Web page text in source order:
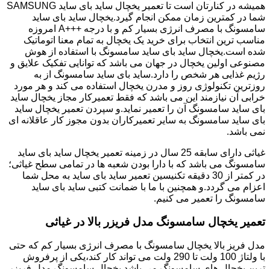
همیشه در کنارتان است تا تعمیر یخچال ساید بای ساید SAMSUNG
شما در کمترین زمان ممکن انجام گیرد.یخچال ساید بای ساید
سامسونگ با مصرف انرژی بسیار کم و با درجه +++A امروزه
مناسب ترین انتخاب برای خرید یک یخچال به تمام معنا اتوماتیک
شده است.یخچال ساید بای ساید سامسونگ با استفاده از هوش
مصنوعی اولین یخچال در جهان می باشد که توانایی تفکیک علایق و
رژیم غذایی هر شخص را دارد.ساید بای ساید سامسونگ از به
روزترین تکنولوژی روز و مدرن یخچال استفاده می کند و هر مورد
خرابی آن نیازمند این می باشد که فقط تعمیرکار مجاز یخچال ساید
بای ساید سامسونگ آن را تعمیر نماید.و سپردن تعمیر یخچال ساید
بای ساید سامسونگ به سایر تعمیرکاران بدون مجوز کار عاقلانه ای
نمی باشد.
غیاثی دارای سابقه 25 سال در زمینه تعمیر یخچال ساید بای ساید
سامسونگ می باشد که با دارا بودن شعبه ها در تمامی سطح غیاثی؛
در کمتر از 30 دقیقه تکنیسین تعمیر ساید بای ساید به محل شما
اعزام می گردد.و همچنین با ما با ضمانت کتبی ساید بای ساید
سامسونگ را تعمیر می کنیم.
تعمیر یخچال سامسونگ مدل فریزر بالا در غیاثی
مدل فریز بالا یخچال سامسونگ با مصرف انرژی بسیار کم که حتی
با ولتاژ 100 ولت تا 290 ولت می تواند کار کند،یکی از پرفروش